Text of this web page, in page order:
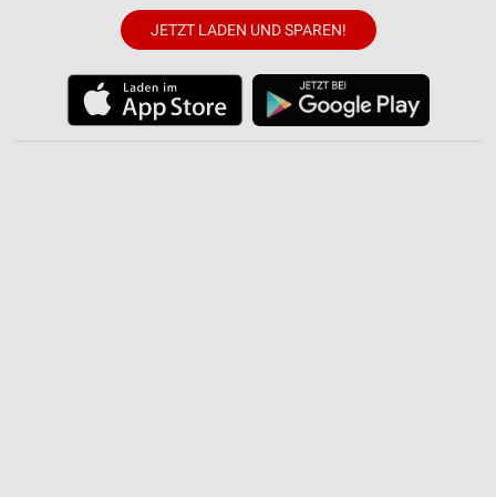
JETZT LADEN UND SPAREN!